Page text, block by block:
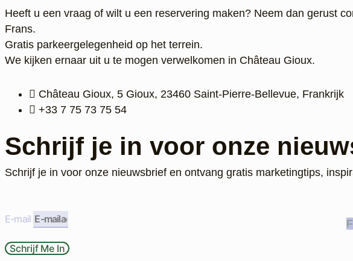
Heeft u een vraag of wilt u een reservering maken? Neem dan gerust
Frans.
Gratis parkeergelegenheid op het terrein.
We kijken ernaar uit u te mogen verwelkomen in Château Gioux.
Château Gioux, 5 Gioux, 23460 Saint-Pierre-Bellevue, Frankrijk
‭+33 7 75 73 75 54‬
Schrijf je in voor onze
Schrijf je in voor onze nieuwsbrief en ontvang gratis marketingtips,
E-mail
Schrijf Me In